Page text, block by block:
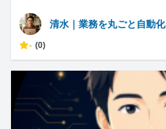
清水｜業務を丸ごと自動化
- (0)